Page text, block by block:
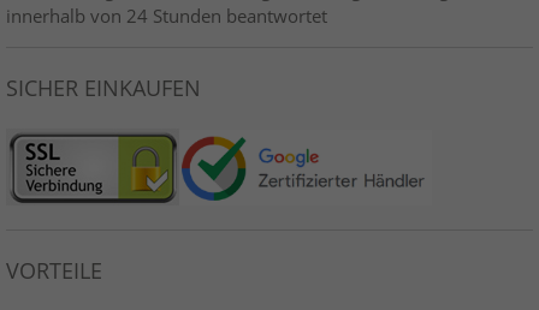
innerhalb von 24 Stunden beantwortet
SICHER EINKAUFEN
VORTEILE